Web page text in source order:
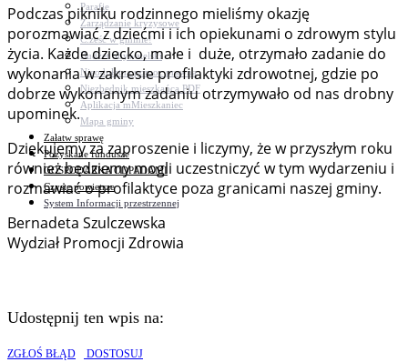
Parafie
Zarządzanie kryzysowe
C.ześć w gminie!
Budżet obywatelski
Nieodpłatna pomoc prawna
Niezbędnik mieszkańca PDF
Aplikacja mMieszkaniec
Mapa gminy
Załatw sprawę
Pozyskane fundusze
GOSPODARKA ODPADAMI
Czyste powietrze
System Informacji przestrzennej
Podczas pikniku rodzinnego mieliśmy okazję
porozmawiać z dziećmi i ich opiekunami o zdrowym stylu
życia. Każde dziecko, małe i duże, otrzymało zadanie do
wykonania w zakresie profilaktyki zdrowotnej, gdzie po
dobrze wykonanym zadaniu otrzymywało od nas drobny
upominek.
Dziękujemy za zaproszenie i liczymy, że w przyszłym roku
również będziemy mogli uczestniczyć w tym wydarzeniu i
rozmawiać o profilaktyce poza granicami naszej gminy.
Bernadeta Szulczewska
Wydział Promocji Zdrowia
Udostępnij ten wpis na:
ZGŁOŚ BŁĄD DOSTOSUJ